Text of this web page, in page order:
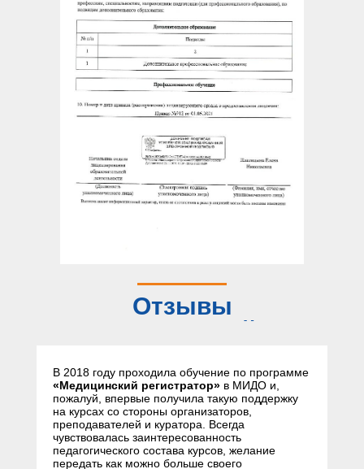
Отзывы
слушателей
В 2018 году проходила обучение по программе
«Медицинский регистратор» в МИДО и,
пожалуй, впервые получила такую поддержку
на курсах со стороны организаторов,
преподавателей и куратора. Всегда
чувствовалась заинтересованность
педагогического состава курсов, желание
передать как можно больше своего